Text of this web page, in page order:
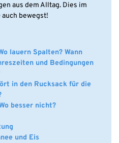
aus dem Alltag. Dies im
auch bewegst!
lauern Spalten? Wann
und Bedingungen
in den Rucksack für die
besser nicht?
und Eis